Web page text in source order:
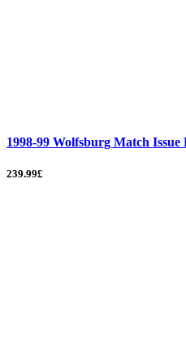
1998-99 Wolfsburg Match
239.99£